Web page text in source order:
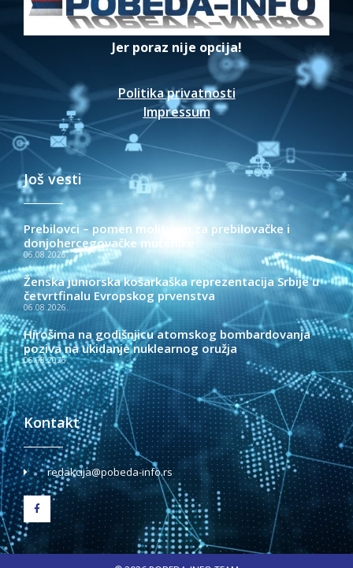
Jer poraz nije opcija!
Politika privatnosti
Impressum
Još vesti
Prebilovci – pomen molitvom za prebilovačke i
donjohercegovačke mučenike
06.08.2026.
Ženska juniorska košarkaška reprezentacija Srbije u
četvrtfinalu Evropskog prvenstva
06.08.2026.
Hirošima na godišnjicu atomskog bombardovanja
poziva na ukidanje nuklearnog oružja
06.08.2026.
Kontakt
redakcija@pobeda-info.rs